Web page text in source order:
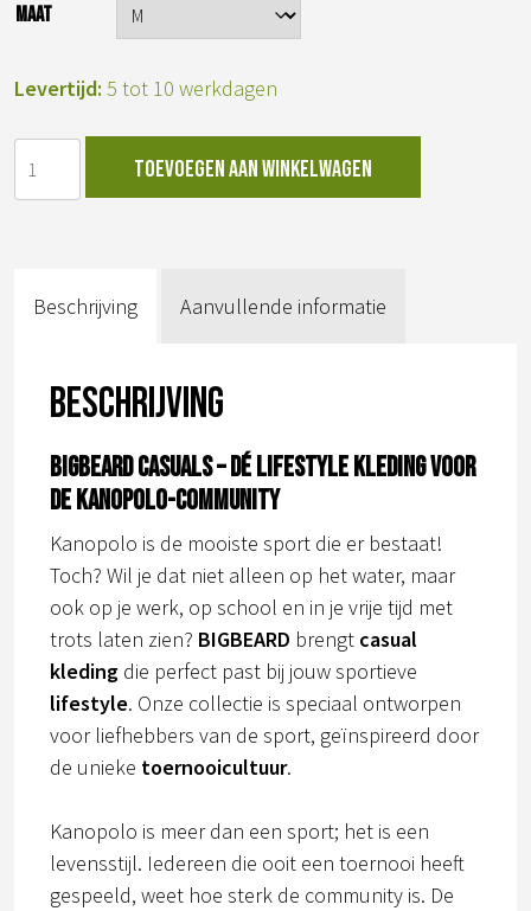
MAAT
Levertijd: 5 tot 10 werkdagen
Toevoegen aan winkelwagen
Beschrijving Aanvullende informatie
Beschrijving
BIGBEARD CASUALS – Dé lifestyle kleding voor
de kanopolo-community
Kanopolo is de mooiste sport die er bestaat!
Toch? Wil je dat niet alleen op het water, maar
ook op je werk, op school en in je vrije tijd met
trots laten zien? BIGBEARD brengt casual
kleding die perfect past bij jouw sportieve
lifestyle. Onze collectie is speciaal ontworpen
voor liefhebbers van de sport, geïnspireerd door
de unieke toernooicultuur.
Kanopolo is meer dan een sport; het is een
levensstijl. Iedereen die ooit een toernooi heeft
gespeeld, weet hoe sterk de community is. De